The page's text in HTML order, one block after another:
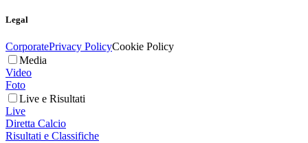
Legal
CorporatePrivacy PolicyCookie Policy
Media
Video
Foto
Live e Risultati
Live
Diretta Calcio
Risultati e Classifiche